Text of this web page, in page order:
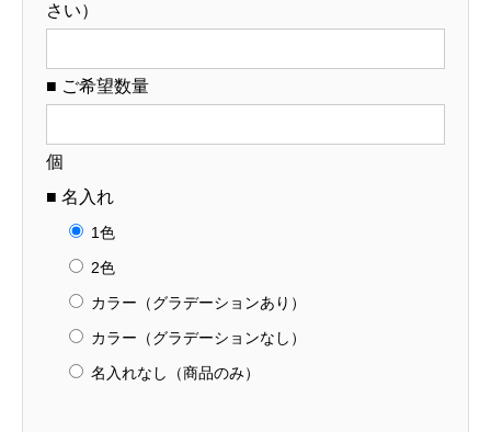
14】
さい）
■ ご希望数量
個
■ 名入れ
1色
2色
カラー（グラデーションあり）
カラー（グラデーションなし）
名入れなし（商品のみ）